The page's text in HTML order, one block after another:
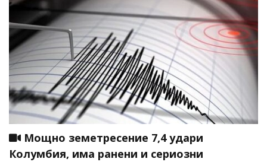
Мощно земетресение 7,4 удари
Колумбия, има ранени и сериозни